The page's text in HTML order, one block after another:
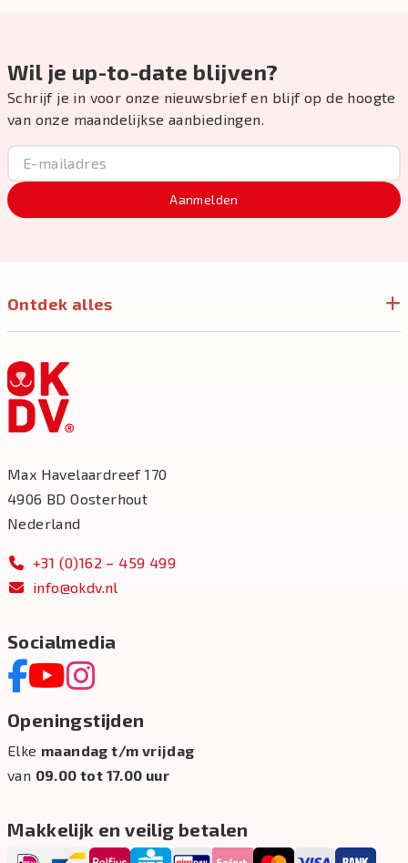
Wil je up-to-date blijven?
Schrijf je in voor onze nieuwsbrief en blijf op de hoogte
van onze maandelijkse aanbiedingen.
Aanmelden
Ontdek alles
Max Havelaardreef 170
4906 BD Oosterhout
Nederland
+31 (0)162 – 459 499
info@okdv.nl
Socialmedia
Openingstijden
Elke maandag t/m vrijdag
van 09.00 tot 17.00 uur
Makkelijk en veilig betalen